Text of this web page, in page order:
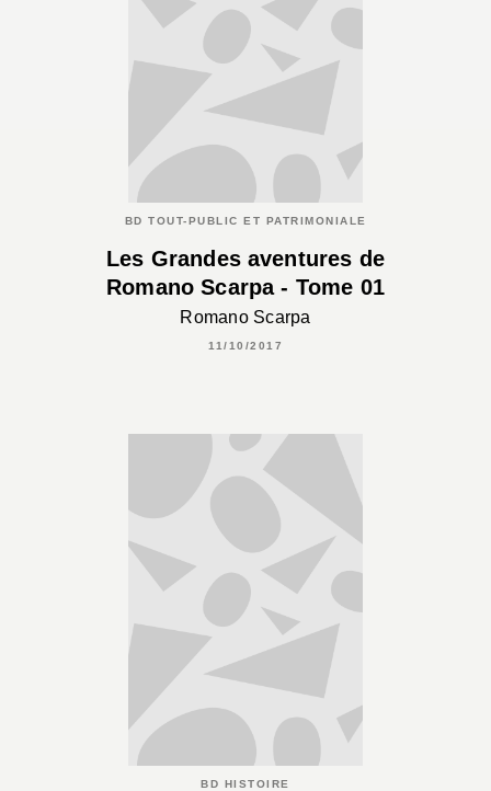
BD TOUT-PUBLIC ET PATRIMONIALE
Les Grandes aventures de
Romano Scarpa - Tome 01
Romano Scarpa
11/10/2017
BD HISTOIRE